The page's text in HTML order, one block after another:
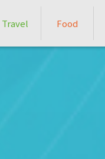
Travel Food